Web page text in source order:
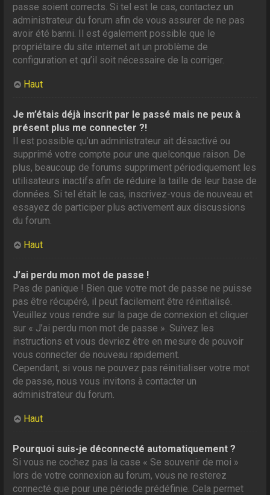
passe soient corrects. Si tel est le cas, contactez un
administrateur du forum afin de vous assurer de ne pas
avoir été banni. Il est également possible que le
propriétaire du site internet ait un problème de
configuration et qu’il soit nécessaire de la corriger.
Haut
Je m’étais déjà inscrit par le passé mais ne peux à
présent plus me connecter ?!
Il est possible qu’un administrateur ait désactivé ou
supprimé votre compte pour une quelconque raison. De
plus, beaucoup de forums suppriment périodiquement les
utilisateurs inactifs afin de réduire la taille de leur base de
données. Si tel était le cas, inscrivez-vous de nouveau et
essayez de participer plus activement aux discussions
du forum.
Haut
J’ai perdu mon mot de passe !
Pas de panique ! Bien que votre mot de passe ne puisse
pas être récupéré, il peut facilement être réinitialisé.
Veuillez vous rendre sur la page de connexion et cliquer
sur « J’ai perdu mon mot de passe ». Suivez les
instructions et vous devriez être en mesure de pouvoir
vous connecter de nouveau rapidement.
Cependant, si vous ne pouvez pas réinitialiser votre mot
de passe, nous vous invitons à contacter un
administrateur du forum.
Haut
Pourquoi suis-je déconnecté automatiquement ?
Si vous ne cochez pas la case « Se souvenir de moi »
lors de votre connexion au forum, vous ne resterez
connecté que pour une période prédéfinie. Cela permet